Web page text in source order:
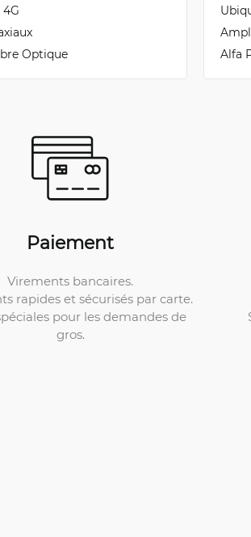
4G
Optique
Alfa
Paiement
Virements bancaires.
rapides et sécurisés par carte.
pour les demandes de
gros.